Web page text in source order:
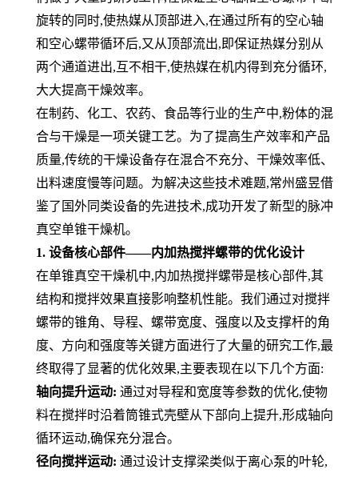
旋转的同时,使热媒从顶部进入,在通过所有的空心轴
和空心螺带循环后,又从顶部流出,即保证热媒分别从
两个通道进出,互不相干,使热媒在机内得到充分循环,
大大提高干燥效率。
在制药、化工、农药、食品等行业的生产中,粉体的混
合与干燥是一项关键工艺。为了提高生产效率和产品
质量,传统的干燥设备存在混合不充分、干燥效率低、
出料速度慢等问题。为解决这些技术难题,常州盛昱借
鉴了国外同类设备的先进技术,成功开发了新型的脉冲
真空单锥干燥机。
1. 设备核心部件——内加热搅拌螺带的优化设计
在单锥真空干燥机中,内加热搅拌螺带是核心部件,其
结构和搅拌效果直接影响整机性能。我们通过对搅拌
螺带的锥角、导程、螺带宽度、强度以及支撑杆的角
度、方向和强度等关键方面进行了大量的研究工作,最
终取得了显著的优化效果,主要表现在以下几个方面:
轴向提升运动: 通过对导程和宽度等参数的优化,使物
料在搅拌时沿着筒锥式壳壁从下部向上提升,形成轴向
循环运动,确保充分混合。
径向搅拌运动: 通过设计支撑梁类似于离心泵的叶轮,